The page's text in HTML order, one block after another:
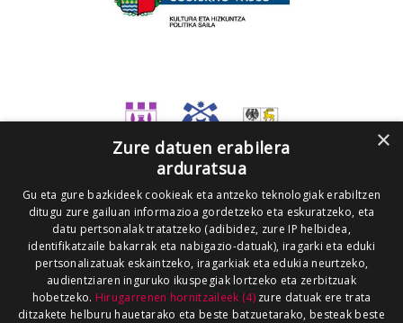
×
Zure datuen erabilera
arduratsua
Gu eta gure bazkideek cookieak eta antzeko teknologiak erabiltzen
ditugu zure gailuan informazioa gordetzeko eta eskuratzeko, eta
datu pertsonalak tratatzeko (adibidez, zure IP helbidea,
identifikatzaile bakarrak eta nabigazio-datuak), iragarki eta eduki
pertsonalizatuak eskaintzeko, iragarkiak eta edukia neurtzeko,
audientziaren inguruko ikuspegiak lortzeko eta zerbitzuak
hobetzeko. Hirugarrenen hornitzaileek (4)zure datuak ere trata
ditzakete helburu hauetarako eta beste batzuetarako, besteak beste